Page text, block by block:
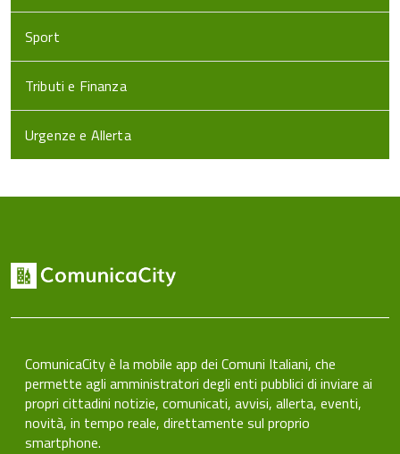
Sport
Tributi e Finanza
Urgenze e Allerta
ComunicaCity è la mobile app dei Comuni Italiani, che
permette agli amministratori degli enti pubblici di inviare ai
propri cittadini notizie, comunicati, avvisi, allerta, eventi,
novità, in tempo reale, direttamente sul proprio
smartphone.